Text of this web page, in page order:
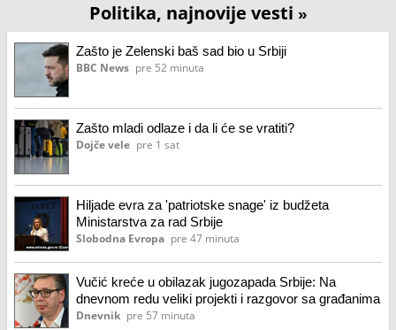
Politika, najnovije vesti »
Zašto je Zelenski baš sad bio u Srbiji
BBC News pre 52 minuta
Zašto mladi odlaze i da li će se vratiti?
Dojče vele pre 1 sat
Hiljade evra za 'patriotske snage' iz budžeta
Ministarstva za rad Srbije
Slobodna Evropa pre 47 minuta
Vučić kreće u obilazak jugozapada Srbije: Na
dnevnom redu veliki projekti i razgovor sa građanima
Dnevnik pre 57 minuta